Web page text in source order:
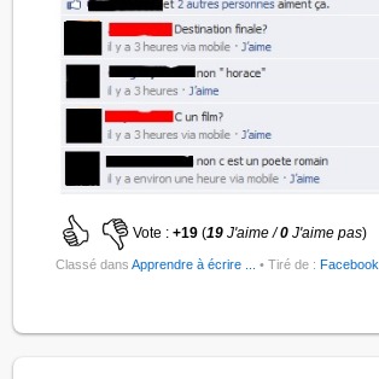
Vote :+19 (19J'aime /0 J'aime pas)
Classé dansApprendre à écrire ... • Tiré de :Facebook